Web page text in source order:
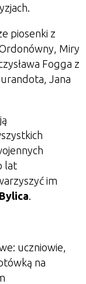
piosenki z
Miry
Fogga z
Jana
lat
im
.
uczniowie,
na